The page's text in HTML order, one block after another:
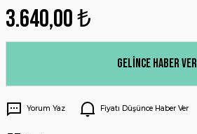
3.640,00 ₺
Gelince Haber Ver
Yorum Yaz Fiyatı Düşünce Haber Ver